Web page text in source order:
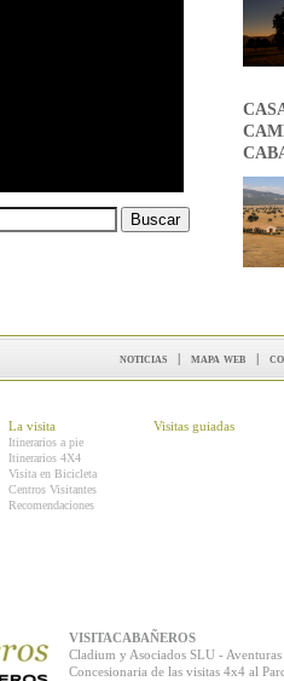
noticias | mapa web |
La visita
Itinerarios a pie
Itinerarios 4X4
Visita en Bicicleta
Centros Visitantes
Recomendaciones
Visitas guiadas
VISITACABAÑEROS
Cladium y Asociados SLU -
Concesionaria de las visitas 4x4 al